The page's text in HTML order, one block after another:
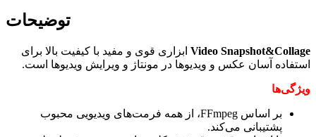
توضیحات
Video Snapshot&Collage ابزاری قوی و مفید با کیفیت بالا برای
استفاده آسان عکس و ویدیوها در مونتاژ و ویرایش ویدیوها است.
ویژگی‌ها
بر اساس FFmpeg، از همه فرمت‌های ویدیویی محبوب
پشتیبانی می‌کند.